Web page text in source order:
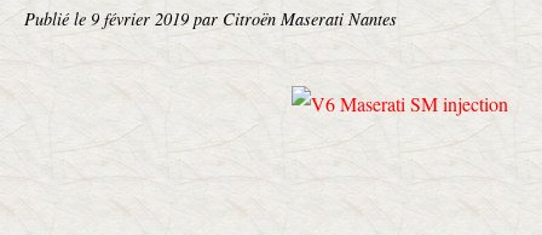
Publié le 9 février 2019 par Citroën Maserati Nantes